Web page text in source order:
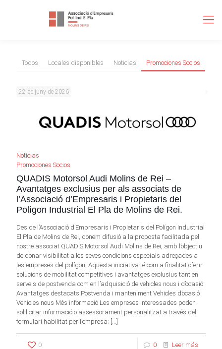
Todos Locales disponibles Noticias Promociones Socios
22 de juny de 2026
Noticias
Promociones Socios
QUADIS Motorsol Audi Molins de Rei –
Avantatges exclusius per als associats de
l’Associació d’Empresaris i Propietaris del
Polígon Industrial El Pla de Molins de Rei.
Des de l’Associació d’Empresaris i Propietaris del Polígon Industrial
El Pla de Molins de Rei, donem difusió a la proposta facilitada pel
nostre associat QUADIS Motorsol Audi Molins de Rei, amb l’objectiu
de donar visibilitat a les seves condicions especials adreçades a
les empreses del polígon. Aquesta iniciativa té com a finalitat oferir
solucions de mobilitat competitives i avantatges exclusius tant en
serveis de postvenda com en l’adquisició de vehicles nous i d’ocasió.
Avantatges destacats Postvenda i manteniment Vehicles d’ocasió
Vehicles nous Més informació Les empreses interessades poden
sol·licitar informació o assessorament personalitzat a través del
formulari habilitat per l’empresa: […]
0 0 Leer más